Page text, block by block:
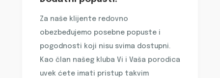
Za naše klijente redovno
obezbeđujemo posebne popuste i
pogodnosti koji nisu svima dostupni.
Kao član našeg kluba Vi i Vaša porodica
uvek ćete imati pristup takvim